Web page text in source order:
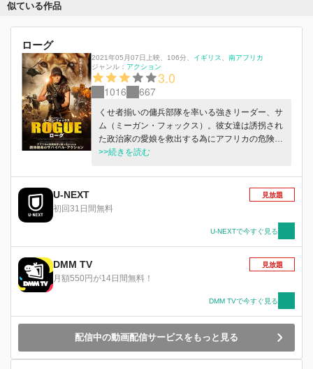
似ている作品
ローグ
2021年05月07日上映 106分 イギリス
南アフリカ
ジャンル： アクション
3.0
1016 667
くせ者揃いの傭兵部隊を率いる強きリーダー、サ
ム（ミーガン・フォックス）。彼女達は誘拐され
た政治家の愛娘を救出する為にアフリカの危険地
帯へ降り立つが、テロリストらの熾烈な反撃にあ
まう。部隊は命からがら廃墟に逃げ込むが、そこ
はかつて密猟者の拠点としてライオンの繁殖が行
われていた場所であった。ひとまず敵影のない建
陰から虎視眈々と獲物に狙いを定めていた。テロ
リストの追手も忍び寄る中、部隊に残された弾薬
はごくわずか…。果たして、サム達はこの世の地
獄から無事に生還することが出来るのか。
>>続きを読む
U-NEXT
初回31日間無料
見放題
U-NEXTで今すぐ見る
DMM TV
月額550円が14日間無料！
見放題
DMM TVで今すぐ見る
配信中の動画配信サービスをもっと見る